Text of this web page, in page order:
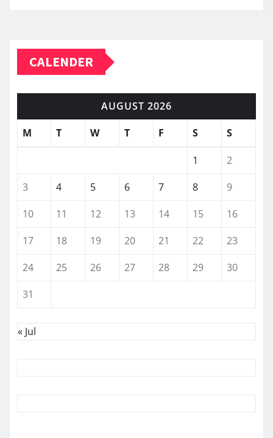
CALENDER
AUGUST 2026
M
T W T F S S
1
2
3
4 5 6 7 8
9
10
11 12 13 14 15
16
17
18 19 20 21 22
23
24
25 26 27 28 29
30
31
« Jul